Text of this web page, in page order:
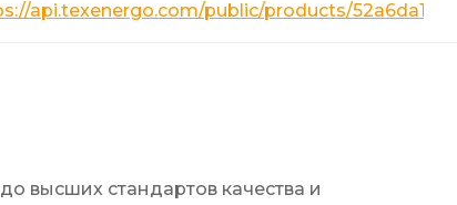
api.texenergo.com/public/products/
высших стандартов качества и